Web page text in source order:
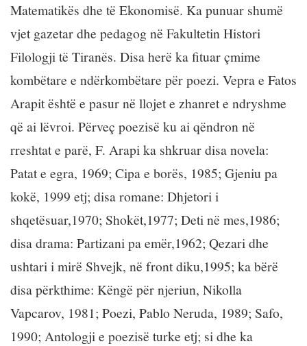
Matematikës dhe të Ekonomisë. Ka punuar shumë
vjet gazetar dhe pedagog në Fakultetin Histori
Filologji të Tiranës. Disa herë ka fituar çmime
kombëtare e ndërkombëtare për poezi. Vepra e Fatos
Arapit është e pasur në llojet e zhanret e ndryshme
që ai lëvroi. Përveç poezisë ku ai qëndron në
rreshtat e parë, F. Arapi ka shkruar disa novela:
Patat e egra, 1969; Cipa e borës, 1985; Gjeniu pa
kokë, 1999 etj; disa romane: Dhjetori i
shqetësuar,1970; Shokët,1977; Deti në mes,1986;
disa drama: Partizani pa emër,1962; Qezari dhe
ushtari i mirë Shvejk, në front diku,1995; ka bërë
disa përkthime: Këngë për njeriun, Nikolla
Vapcarov, 1981; Poezi, Pablo Neruda, 1989; Safo,
1990; Antologji e poezisë turke etj; si dhe ka